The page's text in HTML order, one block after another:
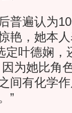
遍认为10
艳，她本
定叶德娴
为她比角
间有化学
”